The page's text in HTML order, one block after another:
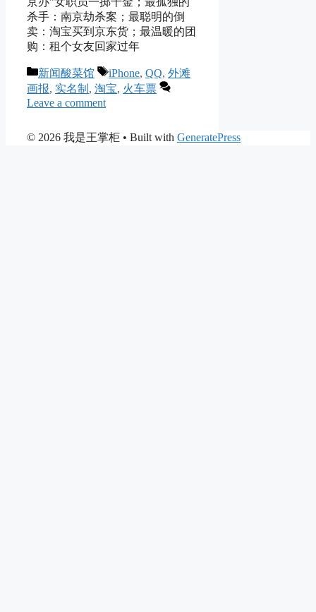
杀手：南京劫杀案；最聪明的倒
卖：淘宝买到京东货；最温暖的团
购：租个女友回家过年
Categories
新闻酸菜馆 Tags
iPhone, QQ, 外滩
画报, 实名制 , 淘宝, 火车票
Leave a comment
© 2026 我是王掌柜 • Built with GeneratePress